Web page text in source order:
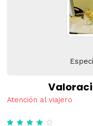
Atención al viajero